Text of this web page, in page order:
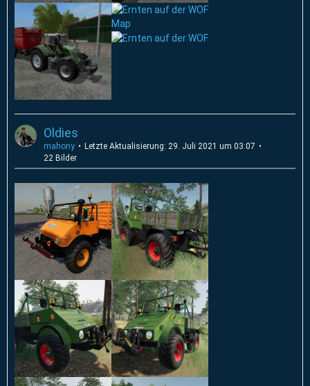
Oldies
mahony Letzte Aktualisierung: 29. Juli 2021 um 03:07
22 Bilder